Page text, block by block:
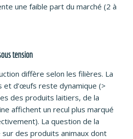
une faible part du marché (2 à
tension
diffère selon les filières. La
et d’œufs reste dynamique (>
des produits laitiers, de la
affichent un recul plus marqué
La question de la
des produits animaux dont